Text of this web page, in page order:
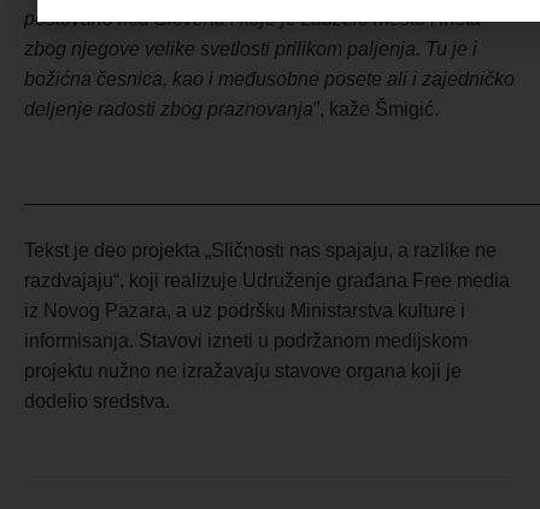
poštovano kod Slovena i koje je zauzelo mesto Hrista
zbog njegove velike svetlosti prilikom paljenja. Tu je i
božićna česnica, kao i međusobne posete ali i zajedničko
deljenje radosti zbog praznovanja”, kaže Šmigić.
Tekst je deo projekta „Sličnosti nas spajaju, a razlike ne
razdvajaju“, koji realizuje Udruženje građana Free media
iz Novog Pazara, a uz podršku Ministarstva kulture i
informisanja. Stavovi izneti u podržanom medijskom
projektu nužno ne izražavaju stavove organa koji je
dodelio sredstva.